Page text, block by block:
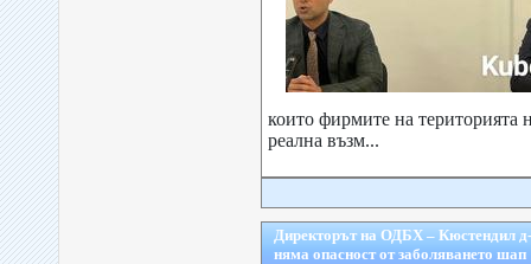
които фирмите на
реална възм...
Директорът на ОДБХ – Кюстендил
няма опасност от заболяването шап